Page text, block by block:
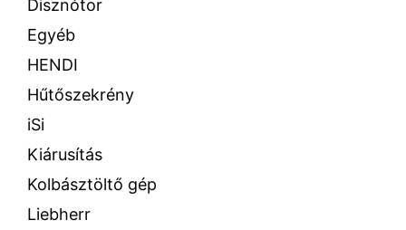
Disznótor
Egyéb
HENDI
Hűtőszekrény
iSi
Kiárusítás
Kolbásztöltő gép
Liebherr